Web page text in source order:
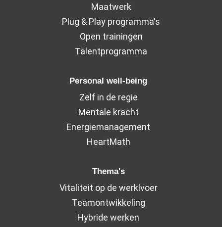
Maatwerk
Plug & Play programma's
Open trainingen
Talentprogramma
Personal well-being
Zelf in de regie
Mentale kracht
Energiemanagement
HeartMath
Thema's
Vitaliteit op de werklvoer
Teamontwikkeling
Hybride werken